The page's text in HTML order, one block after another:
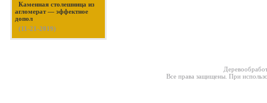
Каменная столешница из
агломерат — эффектное
допол
(11-21-2019)
Все права защищены. При